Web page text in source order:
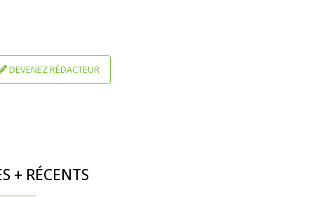
DEVENEZ RÉDACTEUR
+ RÉCENTS